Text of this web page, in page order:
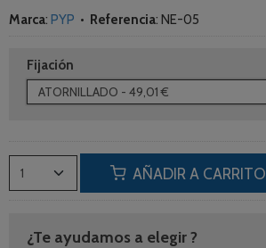
Marca: PYP • Referencia: NE-05
Fijación
AÑADIR A CARRITO
¿Te ayudamos a elegir ?